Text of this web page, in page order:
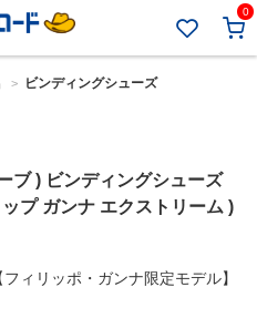
0
> ビンディングシューズ
ブ ) ビンディングシューズ
プ ガンナ エクストリーム )
ィリッポ・ガンナ限定モデル】